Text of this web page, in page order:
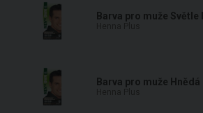
Barva pro muže Světle
Barva pro muže Hnědá